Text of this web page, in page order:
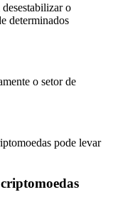
o
determinados
o setor de
pode levar